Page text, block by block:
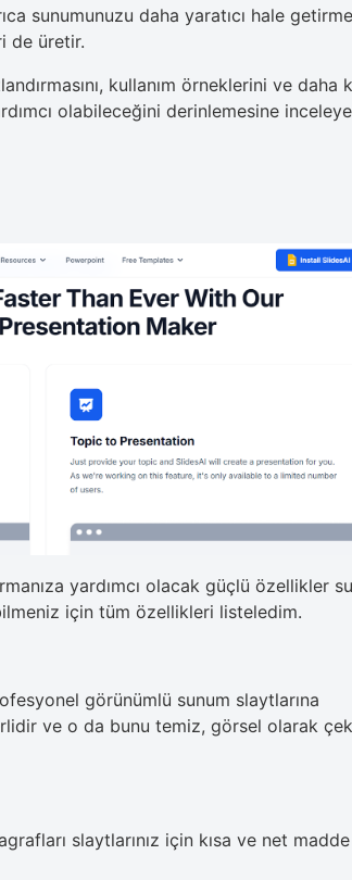
sunumunuzu daha yaratıcı hale
de üretir.
kullanım örneklerini ve daha
olabileceğini derinlemesine
yardımcı olacak güçlü özellikler
için tüm özellikleri listeledim.
görünümlü sunum slaytlarına
ve o da bunu temiz, görsel olarak
slaytlarınız için kısa ve net madde